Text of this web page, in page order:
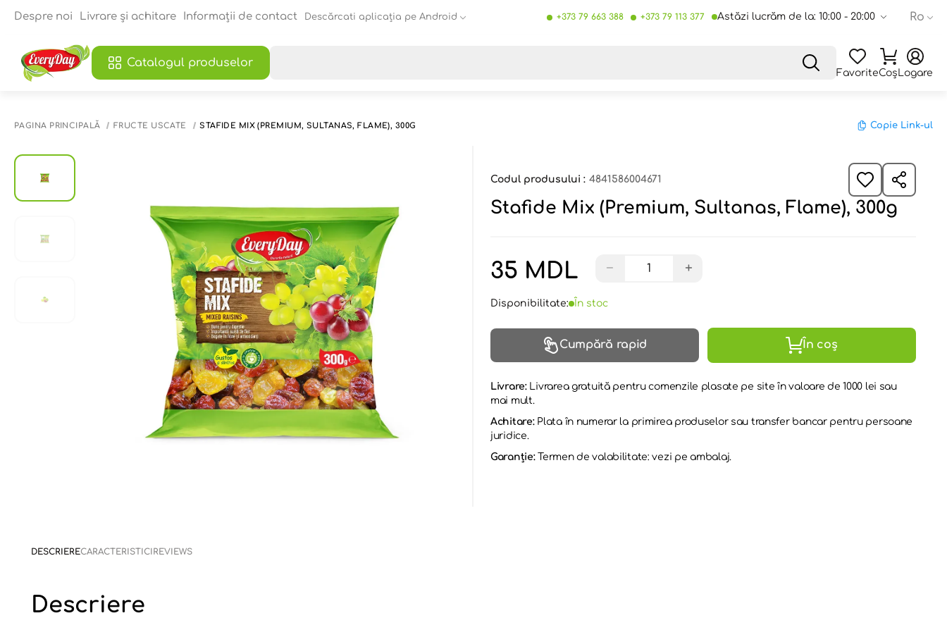
Despre noi Livrare și achitare Informații de contact Descărcati aplicația pe Android +373 79 663 388 +373 79 113 377 Astăzi lucrăm de la: 10:00 - 20:00 Ro
Catalogul produselor
FavoriteCoșLogare
PAGINA PRINCIPALĂ FRUCTE USCATE STAFIDE MIX (PREMIUM, SULTANAS, FLAME), 300G Copie Link-ul
Codul produsului : 4841586004671
Stafide Mix (Premium, Sultanas, Flame), 300g
35 MDL − +
Disponibilitate: În stoc
Cumpără rapid În coș
Livrare: Livrarea gratuită pentru comenzile plasate pe site în valoare de 1000 lei sau
mai mult.
Achitare: Plata în numerar la primirea produselor sau transfer bancar pentru persoane
juridice.
Garanție:Termen de valabilitate: vezi pe ambalaj.
DESCRIERECARACTERISTICI REVIEWS
Descriere